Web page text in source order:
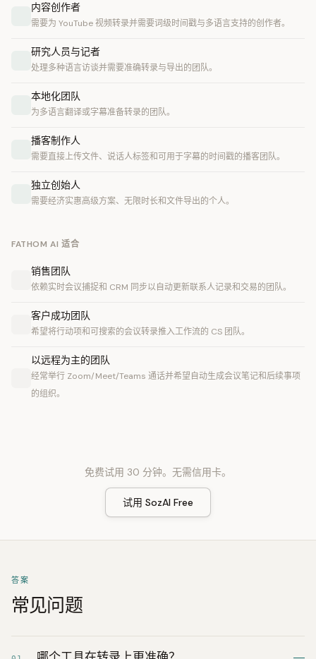
内容创作者
需要为 YouTube 视频转录并需要词级时间戳与多语言支持的创作者。
研究人员与记者
处理多种语言访谈并需要准确转录与导出的团队。
本地化团队
为多语言翻译或字幕准备转录的团队。
播客制作人
需要直接上传文件、说话人标签和可用于字幕的时间戳的播客团队。
独立创始人
需要经济实惠高级方案、无限时长和文件导出的个人。
FATHOM AI 适合
销售团队
依赖实时会议捕捉和 CRM 同步以自动更新联系人记录和交易的团队。
客户成功团队
希望将行动项和可搜索的会议转录推入工作流的 CS 团队。
以远程为主的团队
经常举行 Zoom/Meet/Teams 通话并希望自动生成会议笔记和后续事项
的组织。
免费试用 30 分钟。无需信用卡。
试用 SozAI Free
答案
常见问题